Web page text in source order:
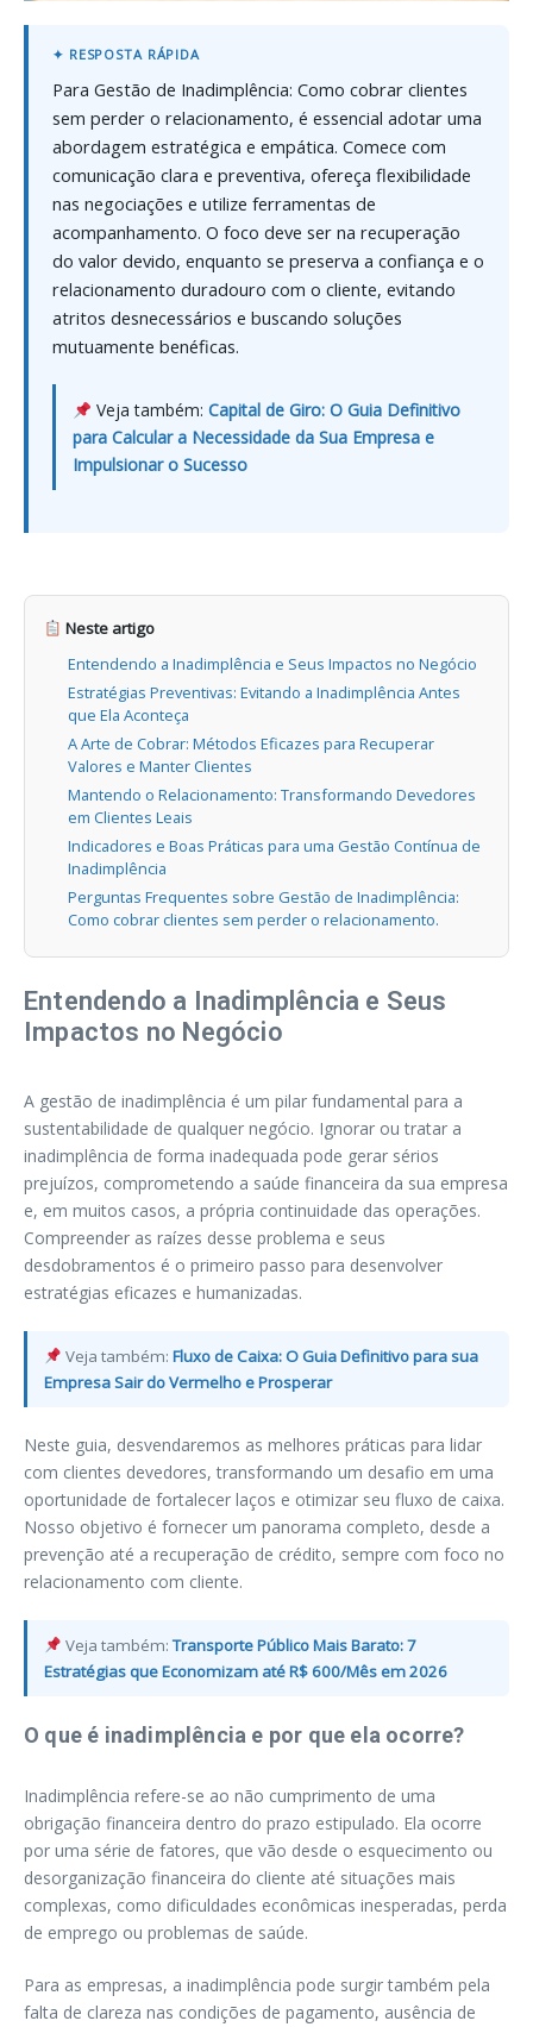
Para Gestão de Inadimplência: Como cobrar clientes
sem perder o relacionamento, é essencial adotar uma
abordagem estratégica e empática. Comece com
comunicação clara e preventiva, ofereça flexibilidade
nas negociações e utilize ferramentas de
acompanhamento. O foco deve ser na recuperação
do valor devido, enquanto se preserva a confiança e o
relacionamento duradouro com o cliente, evitando
atritos desnecessários e buscando soluções
mutuamente benéficas.
Veja também: Capital de Giro: O Guia Definitivo
para Calcular a Necessidade da Sua Empresa e
Impulsionar o Sucesso
Neste artigo
Entendendo a Inadimplência e Seus Impactos no Negócio
Estratégias Preventivas: Evitando a Inadimplência Antes
que Ela Aconteça
A Arte de Cobrar: Métodos Eficazes para Recuperar
Valores e Manter Clientes
Mantendo o Relacionamento: Transformando Devedores
em Clientes Leais
Indicadores e Boas Práticas para uma Gestão Contínua de
Inadimplência
Perguntas Frequentes sobre Gestão de Inadimplência:
Como cobrar clientes sem perder o relacionamento.
Entendendo a Inadimplência e Seus
Impactos no Negócio
A gestão de inadimplência é um pilar fundamental para a
sustentabilidade de qualquer negócio. Ignorar ou tratar a
inadimplência de forma inadequada pode gerar sérios
prejuízos, comprometendo a saúde financeira da sua empresa
e, em muitos casos, a própria continuidade das operações.
Compreender as raízes desse problema e seus
desdobramentos é o primeiro passo para desenvolver
estratégias eficazes e humanizadas.
Veja também:Fluxo de Caixa: O Guia Definitivo para sua
Empresa Sair do Vermelho e Prosperar
Neste guia, desvendaremos as melhores práticas para lidar
com clientes devedores, transformando um desafio em uma
oportunidade de fortalecer laços e otimizar seu fluxo de caixa.
Nosso objetivo é fornecer um panorama completo, desde a
prevenção até a recuperação de crédito, sempre com foco no
relacionamento com cliente.
Veja também:Transporte Público Mais Barato: 7
Estratégias que Economizam até R$ 600/Mês em 2026
O que é inadimplência e por que ela ocorre?
Inadimplência refere-se ao não cumprimento de uma
obrigação financeira dentro do prazo estipulado. Ela ocorre
por uma série de fatores, que vão desde o esquecimento ou
desorganização financeira do cliente até situações mais
complexas, como dificuldades econômicas inesperadas, perda
de emprego ou problemas de saúde.
Para as empresas, a inadimplência pode surgir também pela
falta de clareza nas condições de pagamento, ausência de